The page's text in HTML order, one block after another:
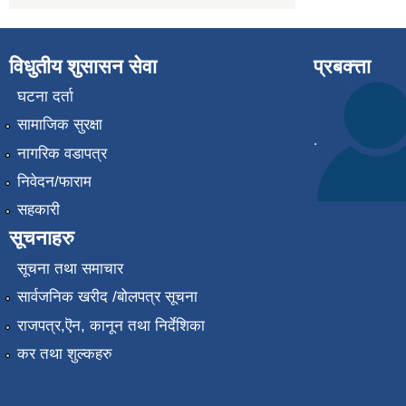
विधुतीय शुसासन सेवा
घटना दर्ता
सामाजिक सुरक्षा
नागरिक वडापत्र
निवेदन/फाराम
सहकारी
सूचनाहरु
सूचना तथा समाचार
सार्वजनिक खरीद /बोलपत्र सूचना
राजपत्र,ऎन, कानून तथा निर्देशिका
कर तथा शुल्कहरु
प्रबक्त्ता
.